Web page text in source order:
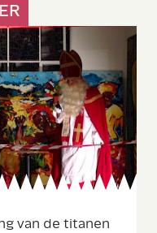
van de titanen